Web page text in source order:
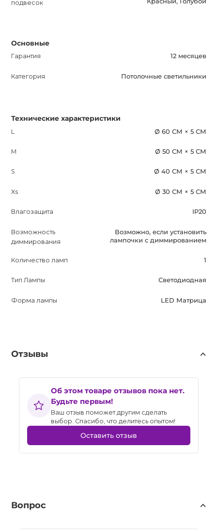
подвесок
Основные
Гарантия 12 месяцев
Категория Потолочные светильники
Технические характеристики
L Ø 60 СМ × 5 СМ
M Ø 50 СМ × 5 СМ
S Ø 40 СМ × 5 СМ
Xs Ø 30 СМ × 5 СМ
Влагозащита IP20
Возможность
диммирования
Возможно, если установить
лампочки с диммированием
Количество ламп 1
Тип Лампы Светодиодная
Форма лампы LED Матрица
Отзывы
Об этом товаре отзывов пока нет.
Будьте первым!
Ваш отзыв поможет другим сделать
выбор. Спасибо, что делитесь опытом!
Оставить отзыв
Вопрос